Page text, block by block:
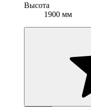
Высота
1900 мм